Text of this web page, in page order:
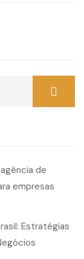
de
empresas
Estratégias